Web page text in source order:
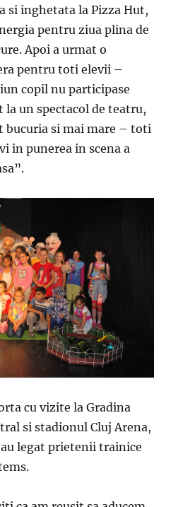
si inghetata la Pizza Hut,
pentru ziua plina de
Apoi a urmat o
pentru toti elevii –
copil nu participase
la un spectacol de teatru,
bucuria si mai mare – toti
in punerea in scena a
cu vizite la Gradina
si stadionul Cluj Arena,
legat prietenii trainice